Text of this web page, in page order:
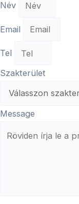
Név
Email
Tel
Szakterület
Message